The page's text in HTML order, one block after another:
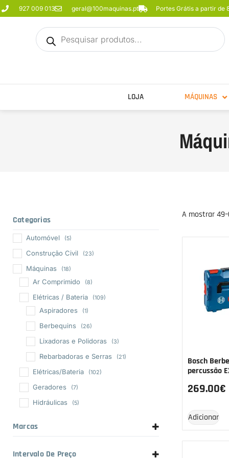
927 009 013 geral@100maquinas.pt Portes Grátis a partir de
LOJA MÁQUINAS
Categorias
Automóvel (5)
Construção Civil (23)
Máquinas (18)
Ar Comprimido (8)
Elétricas / Bateria (109)
Aspiradores (1)
Berbequins (26)
Lixadoras e Polidoras (3)
Rebarbadoras e Serras (21)
Elétricas/Bateria (102)
Geradores (7)
Hidráulicas (5)
Marcas
Intervalo De Preço
A mostrar
Bosch
percussão
269.00€
Adicionar